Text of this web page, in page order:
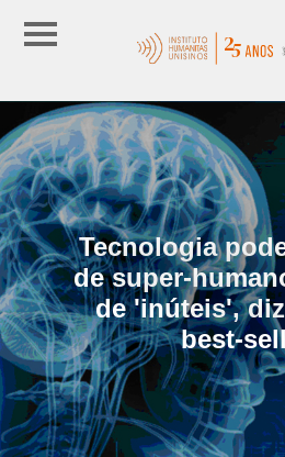
Tecnologia
de super-
de 'inúteis',
best-